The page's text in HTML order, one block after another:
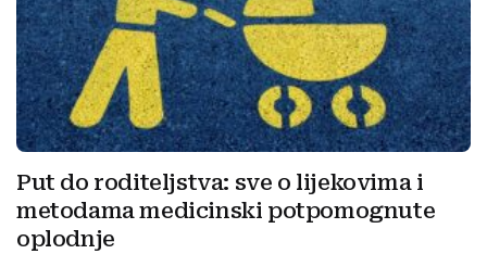
Put do roditeljstva: sve o lijekovima i
metodama medicinski potpomognute
oplodnje